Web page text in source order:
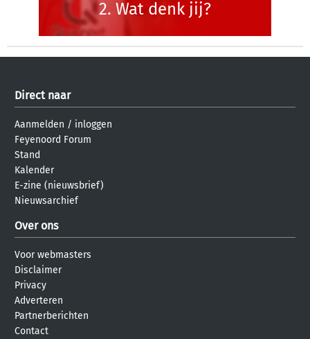
2. Wat denk jij?
Direct naar
Aanmelden / inloggen
Feyenoord Forum
Stand
Kalender
E-zine (nieuwsbrief)
Nieuwsarchief
Over ons
Voor webmasters
Disclaimer
Privacy
Adverteren
Partnerberichten
Contact